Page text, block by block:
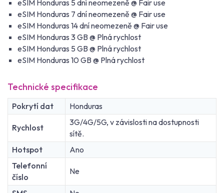
eSIM Honduras 5 dní neomezeně @ Fair use
eSIM Honduras 7 dní neomezeně @ Fair use
eSIM Honduras 14 dní neomezeně @ Fair use
eSIM Honduras 3 GB @ Plná rychlost
eSIM Honduras 5 GB @ Plná rychlost
eSIM Honduras 10 GB @ Plná rychlost
Technické specifikace
Pokrytí dat Honduras
Rychlost
3G/4G/5G, v závislosti na dostupnosti
sítě.
Hotspot
Ano
Telefonní
číslo
Ne